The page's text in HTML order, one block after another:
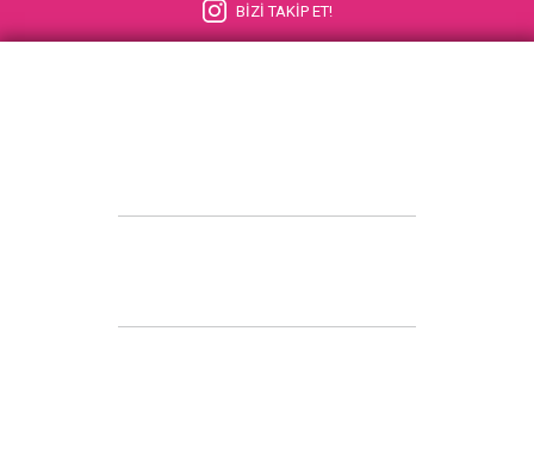
BİZİ TAKİP ET!